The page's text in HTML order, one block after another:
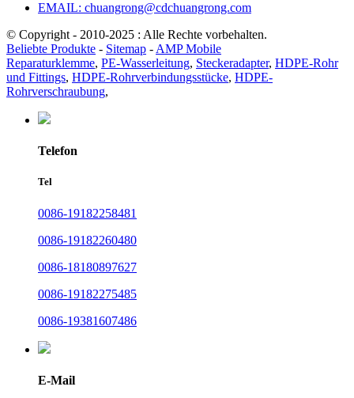
EMAIL: chuangrong@cdchuangrong.com
© Copyright - 2010-2025 : Alle Rechte vorbehalten.
Beliebte Produkte - Sitemap - AMP Mobile
Reparaturklemme, PE-Wasserleitung, Steckeradapter, HDPE-Rohr
und Fittings, HDPE-Rohrverbindungsstücke, HDPE-
Rohrverschraubung,
Telefon
Tel
0086-19182258481
0086-19182260480
0086-18180897627
0086-19182275485
0086-19381607486
E-Mail